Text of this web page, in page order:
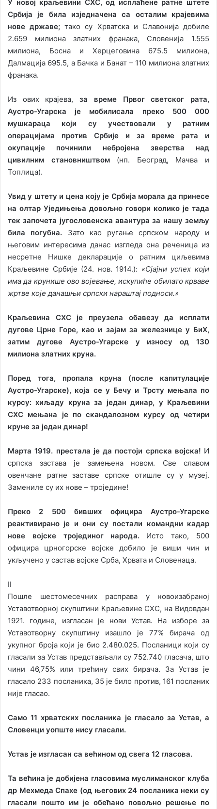
У новој краљевини СХС, од исплаћене ратне штете
Србија је била изједначена са осталим крајевима
нове државе;тако су Хрватска и Славонија добиле
2.659 милиона златних франака, Словенија 1.555
милиона, Босна и Херцеговина 675.5 милиона,
Далмација 695.5, а Бачка и Банат – 110 милиона златних
франака.
Из ових крајева,за време Првог светског рата,
Аустро-Угарска је мобилисала преко 500 000
мушкараца који су учествовали у ратним
операцијама против Србије и за време рата и
окупације починили небројена зверства над
цивилним становништвом(нп. Београд, Мачва и
Топлица).
Увид у штету и цена коју је Србија морала да принесе
на олтар Уједињења довољно говори колико је тада
тек започета југословенска авантура за нашу земљу
била погубна. Зато као ругање српском народу и
његовим интересима данас изгледа она реченица из
несретне Нишке декларације о ратним циљевима
Краљевине Србије (24. нов. 1914.): «Сјајни успех који
има да крунише ово војевање, искупиће обилато крваве
жртве које данашњи српски нараштај подноси.»
Краљевина СХС је преузела обавезу да исплати
дугове Црне Горе, као и зајам за железнице у БиХ,
затим дугове Аустро-Угарске у износу од 130
милиона златних круна.
Поред тога, пропала круна (после капитулације
Аустро-Угарске), која се у Бечу и Трсту мењала по
курсу: хиљаду круна за један динар, у Краљевини
СХС мењана је по скандалозном курсу од четири
круне за један динар!
Марта 1919. престала је да постоји српска војска! И
српска застава је замењена новом. Све славом
овенчане ратне заставе српске отишле су у музеј.
Замениле су их нове – троједине!
Преко 2 500 бивших официра Аустро-Угарске
реактивирано је и они су постали командни кадар
нове војске тројединог народа.Исто тако, 500
официра црногорске војске добило је виши чин и
укључено у састав војске Срба, Хрвата и Словенаца.
II
Пошле шестомесечних расправа у новоизабраној
Уставотворној скупштини Краљевине СХС, на Видовдан
1921. године, изгласан је нови Устав. На изборе за
Уставотворну скупштину изашло је 77% бирача од
укупног броја који је био 2.480.025. Посланици који су
гласали за Устав представљали су 752.740 гласача, што
чини 46,75% или трећину свих бирача. За Устав је
гласало 233 посланика, 35 је било против, 161 посланик
није гласао.
Само 11 хрватских посланика је гласало за Устав, а
Словенци уопште нису гласали.
Устав је изгласан са већином од свега 12 гласова.
Та већина је добијена гласовима муслиманског клуба
др Мехмеда Спахе (од његових 24 посланика неки су
гласали пошто им је обећано повољно решење по